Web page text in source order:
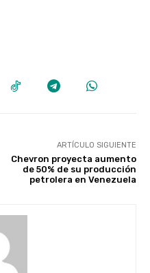
ARTÍCULO SIGUIENTE
Chevron proyecta aumento
de 50% de su producción
petrolera en Venezuela